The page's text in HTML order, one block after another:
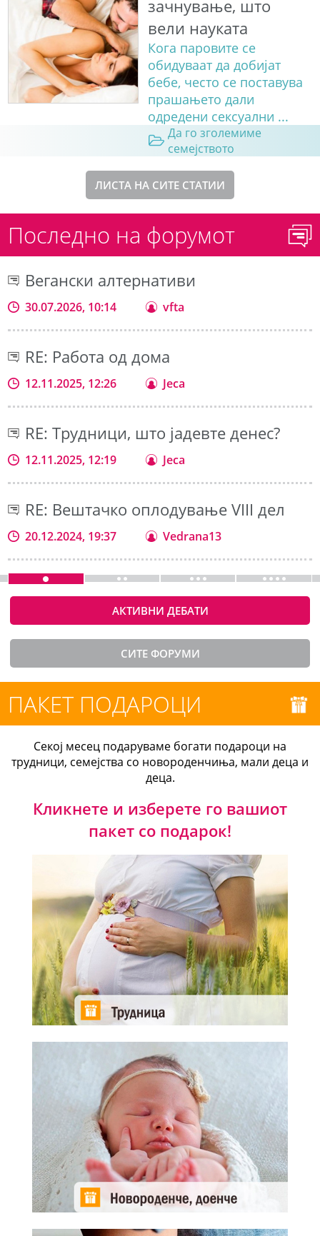
зачнување, што
вели науката
Кога паровите се
обидуваат да добијат
бебе, често се поставува
прашањето дали
одредени сексуални ...
Да го зголемиме
семејството
ЛИСТА НА СИТЕ СТАТИИ
Последно на форумот
Вегански алтернативи
30.07.2026, 10:14 vfta
RE: Работа од дома
12.11.2025, 12:26 Jeca
RE: Трудници, што јадевте денес?
12.11.2025, 12:19 Jeca
RE: Вештачко оплодување VIII дел
20.12.2024, 19:37 Vedrana13
АКТИВНИ ДЕБАТИ
СИТЕ ФОРУМИ
ПАКЕТ ПОДАРОЦИ
Секој месец подаруваме богати подароци на
трудници, семејства со новороденчиња, мали деца и
деца.
Кликнете и изберете го вашиот
пакет со подарок!